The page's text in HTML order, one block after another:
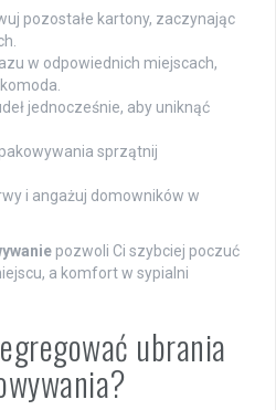
pozostałe kartony, zaczynając
w odpowiednich miejscach,
jednocześnie, aby uniknąć
sprzątnij
i angażuj domowników w
pozwoli Ci szybciej poczuć
a komfort w sypialni
ubrania